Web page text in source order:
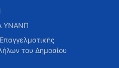
ΥΝΑΝΠ
του Δημοσίου